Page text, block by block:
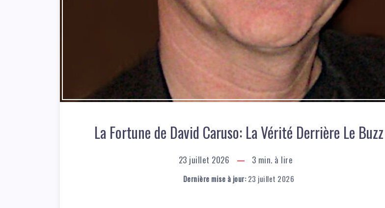
La Fortune de David Caruso: La Vérité Derrière Le Buzz
23 juillet 2026 3 min. à lire
Dernière mise à jour:23 juillet 2026